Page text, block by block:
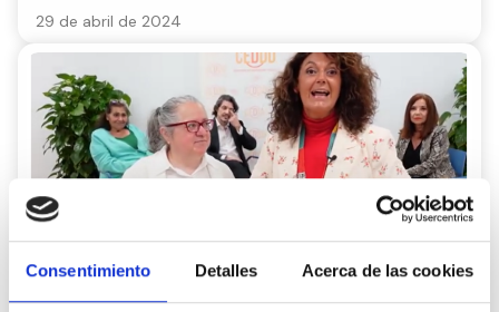
Consentimiento Detalles Acerca de las cookies
29 de abril de 2024
Bienvenidos a la tele de la
discapacidad intelectual